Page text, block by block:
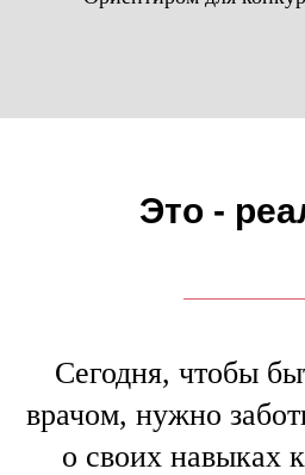
Это -
Сегодня, чтобы
врачом, нужно
о своих навыках